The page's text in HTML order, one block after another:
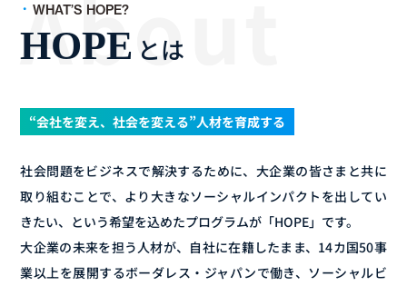
WHAT’S HOPE?
HOPE とは
“会社を変え、社会を変える”人材を育成する
社会問題をビジネスで解決するために、大企業の皆さまと共に
取り組むことで、より大きなソーシャルインパクトを出してい
きたい、という希望を込めたプログラムが「HOPE」です。
大企業の未来を担う人材が、自社に在籍したまま、14カ国50事
業以上を展開するボーダレス・ジャパンで働き、ソーシャルビ